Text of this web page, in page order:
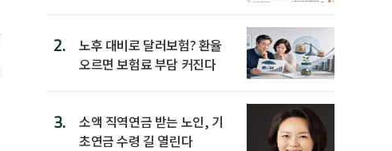
2.
노후 대비로 달러보험? 환율
오르면 보험료 부담 커진다
3.
소액 직역연금 받는 노인, 기
초연금 수령 길 열린다